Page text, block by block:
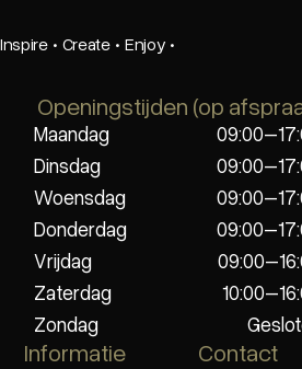
Inspire · Create · Enjoy ·
Openingstijden (op
Maandag
Dinsdag
Woensdag
Donderdag
Vrijdag
Zaterdag
Zondag
Informatie Contact